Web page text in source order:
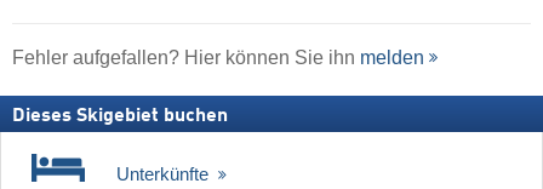
Fehler aufgefallen? Hier können Sie ihn melden
Dieses Skigebiet buchen
Unterkünfte